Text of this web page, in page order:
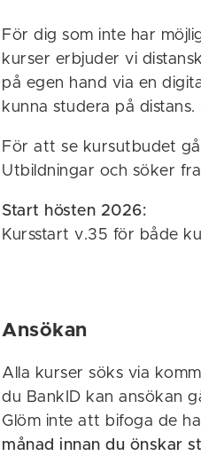
För dig som inte har
kurser erbjuder vi
på egen hand via en
kunna studera på
För att se kursutbudet
Utbildningar och söker
Start hösten 2026:
Kursstart v.35 för både
Ansökan
Alla kurser söks via
du BankID kan ansökan
Glöm inte att bifoga de
månad innan du önskar